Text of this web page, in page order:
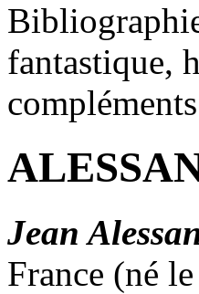
fantastique,
Jean
France (né